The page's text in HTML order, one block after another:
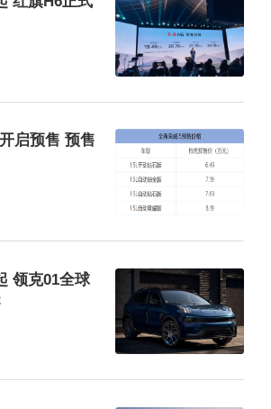
与飞凡R7一样，使用了相同的
幕三联屏，其搭载了RISING
启预售 预售
领克01全球